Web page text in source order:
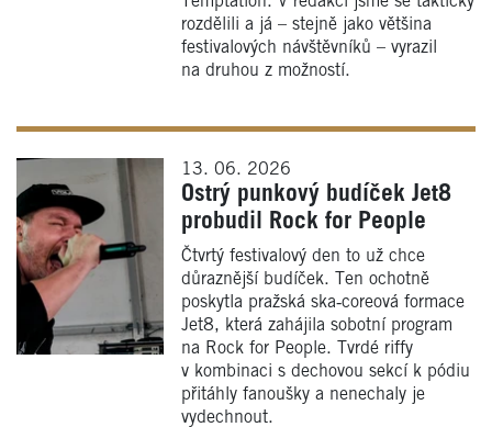
rozdělili a já – stejně jako většina
festivalových návštěvníků – vyrazil
na druhou z možností.
13. 06. 2026
Ostrý punkový budíček Jet8
probudil Rock for People
Čtvrtý festivalový den to už chce
důraznější budíček. Ten ochotně
poskytla pražská ska‑coreová formace
Jet8, která zahájila sobotní program
na Rock for People. Tvrdé riffy
v kombinaci s dechovou sekcí k pódiu
přitáhly fanoušky a nenechaly je
vydechnout.